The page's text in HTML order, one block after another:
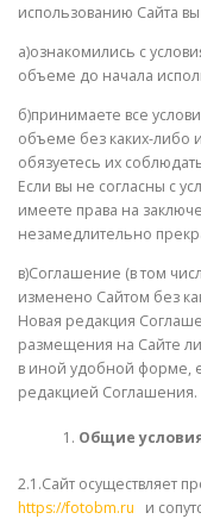
использованию Сайта
а)ознакомились с
объеме до начала
б)принимаете все
объеме без каких-либо
обязуетесь их
Если вы не согласны с
имеете права на
незамедлительно
в)Соглашение (в том
изменено Сайтом без
Новая редакция
размещения на Сайте
в иной удобной форме,
редакцией Соглашения.
Общие
2.1.Сайт осуществляет
https://fotobm.ru и